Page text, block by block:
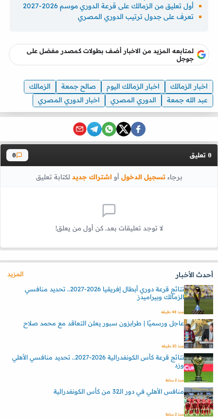
أول تعليق من الزمالك على قرعة الدوري موسم 2026-2027
تعرف على جدول ترتيب الدوري المصري
لمتابعه المزيد من الاخبار أضف بطولات كمصدر مفضل على
جوجل
اخبار الزمالك اخبار الزمالك اليوم صالح جمعة
الزمالك
عبد الله جمعة
الدوري المصري اخبار الدوري المصري
0 تعليق 0
برجاءتسجيل الدخول أواشتراك جديد لكتابة تعليق
لا توجد تعليقات بعد. كن أول من يعلق!
أحدث الأخبار
المزيد
نتائج قرعة دوري أبطال إفريقيا 2026-2027.. تحديد منافسي
الزمالك وبيراميدز
منذ 48 دقيقه
عاجل ورسميًا | طرابزون سبور يعلن التعاقد مع محمد صلاح
منذ 20 دقيقه
نتائج قرعة كأس الكونفدرالية 2026-2027.. تحديد منافسي الأهلي
وزد
منذ 2 ساعة
منافس الأهلي في دور الـ32 من كأس الكونفدرالية
منذ 2 ساعة